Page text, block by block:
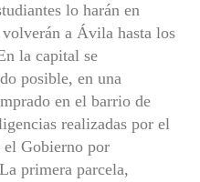
lo harán en
a Ávila hasta los
la capital se
posible, en una
en el barrio de
realizadas por el
Gobierno por
primera parcela,